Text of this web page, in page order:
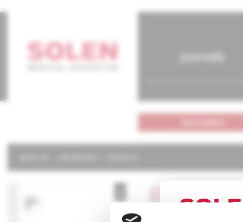
journals